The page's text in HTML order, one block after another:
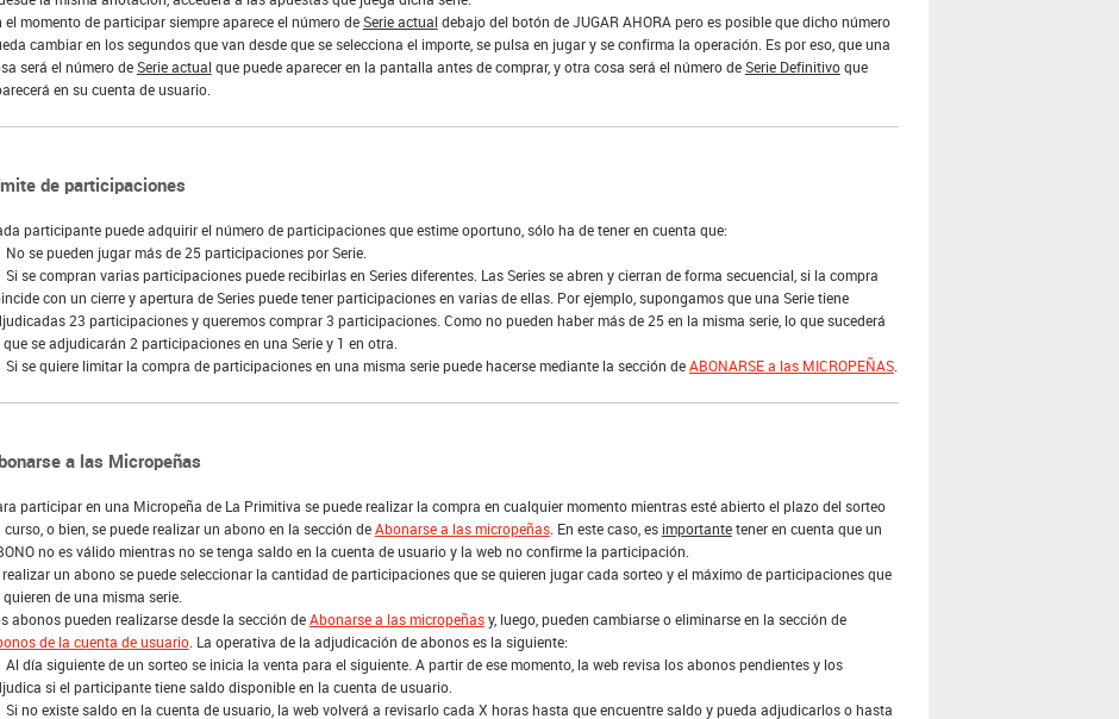
el momento de participar siempre aparece el número de Serie actual debajo del botón de JUGAR AHORA pero es posible que dicho número
cambiar en los segundos que van desde que se selecciona el importe, se pulsa en jugar y se confirma la operación. Es por eso, que una
será el número de Serie actual que puede aparecer en la pantalla antes de comprar, y otra cosa será el número de Serie Definitivoque
en su cuenta de usuario.
de participaciones
participante puede adquirir el número de participaciones que estime oportuno, sólo ha de tener en cuenta que:
No se pueden jugar más de 25 participaciones por Serie.
Si se compran varias participaciones puede recibirlas en Series diferentes. Las Series se abren y cierran de forma secuencial, si la compra
con un cierre y apertura de Series puede tener participaciones en varias de ellas. Por ejemplo, supongamos que una Serie tiene
23 participaciones y queremos comprar 3 participaciones. Como no pueden haber más de 25 en la misma serie, lo que sucederá
que se adjudicarán 2 participaciones en una Serie y 1 en otra.
Si se quiere limitar la compra de participaciones en una misma serie puede hacerse mediante la sección de ABONARSE a las MICROPEÑAS.
a las Micropeñas
participar en una Micropeña de La Primitiva se puede realizar la compra en cualquier momento mientras esté abierto el plazo del sorteo
curso, o bien, se puede realizar un abono en la sección de Abonarse a las micropeñas. En este caso, es importantetener en cuenta que un
no es válido mientras no se tenga saldo en la cuenta de usuario y la web no confirme la participación.
un abono se puede seleccionar la cantidad de participaciones que se quieren jugar cada sorteo y el máximo de participaciones que
quieren de una misma serie.
abonos pueden realizarse desde la sección de Abonarse a las micropeñasy, luego, pueden cambiarse o eliminarse en la sección de
de la cuenta de usuario. La operativa de la adjudicación de abonos es la siguiente:
Al día siguiente de un sorteo se inicia la venta para el siguiente. A partir de ese momento, la web revisa los abonos pendientes y los
si el participante tiene saldo disponible en la cuenta de usuario.
Si no existe saldo en la cuenta de usuario, la web volverá a revisarlo cada X horas hasta que encuentre saldo y pueda adjudicarlos o hasta